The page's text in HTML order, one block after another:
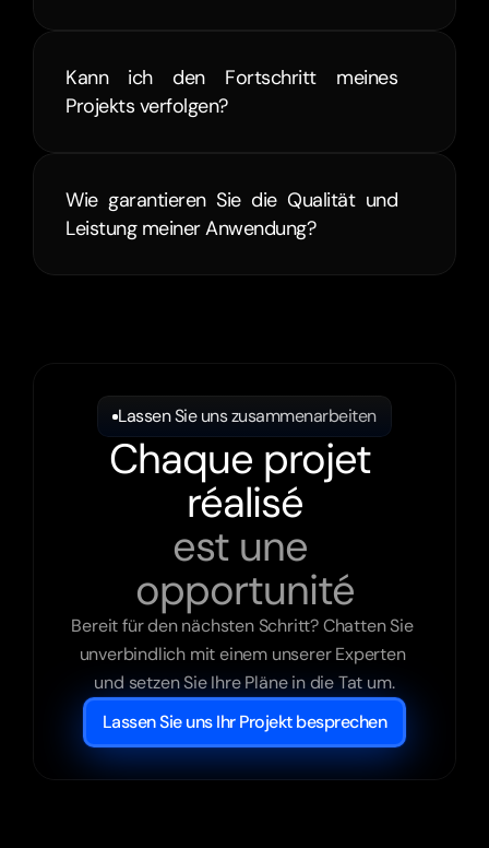
Kann ich den Fortschritt meines
Projekts verfolgen?
Wie garantieren Sie die Qualität und
Leistung meiner Anwendung?
Lassen Sie uns zusammenarbeiten
Chaque projet
réalisé
est une
opportunité
Bereit für den nächsten Schritt? Chatten Sie
unverbindlich mit einem unserer Experten
und setzen Sie Ihre Pläne in die Tat um.
Lassen Sie uns Ihr Projekt besprechen